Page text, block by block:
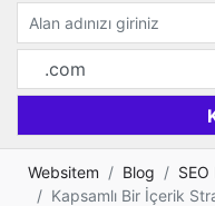
Websitem Blog
Kapsamlı Bir İçerik